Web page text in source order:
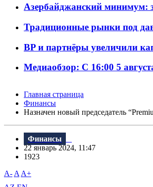
Азербайджанский минимум:
Традиционные рынки под
BP и партнёры увеличили
Медиаобзор: С 16:00 5
Главная страница
Финансы
Назначен новый председатель
Финансы
22 январь 2024, 11:47
1923
A- A A+